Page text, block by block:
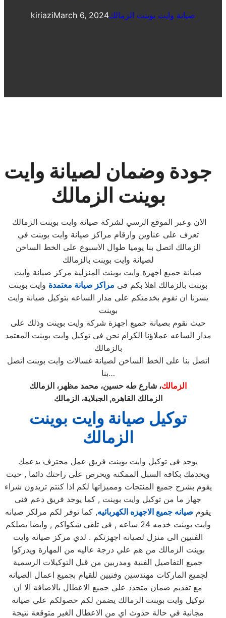
kiriaziMarch 6, 2024صيانة وايت بوينت الزمالك
جودة وضمان لصيانة وايت
بوينت الزمالك
تعرف على عناوين وارقام مراكز صيانة وايت بوينت في
الزمالك اتصل بنا يوميا طوال الاسبوع على الخط الساخن
لصيانة وايت بوينت بالزمالك
صيانة جميع اجهزة وايت بوينت المنزلية مركز صيانة وايت
بوينت بالزمالك اهلا بكم فى مراكز صيانة معتمدة وايت بوينت
يسرنا ان نقوم بخدمتكم على مدار الساعه بتوكيل صيانة وايت
بوينت
حيث نقوم بصيانة جميع اجهزة شركة وايت بوينت وذلك على
مدار الساعه عملاؤنا الكرام نحن فى توكيل وايت بوينت المعتمد
بالزمالك
اتصل بنا على الخط الساخن لصيانة غسالات وايت بوينت اتصل
بنا…
الزمالك، شارع طه حسين، محمد مظهر، الزمالك
الزمالك القاهره, الجبلاية، الزمالك
توكيل صيانة وايت بوينت
الزمالك
يوجد فى توكيل وايت بوينت فريق عمل محترف يدعمك
ويخدمك بكافه السبل الممكنه ويحرص على راحتك دائما , حيث
يقوم بشرح جميع المنتجات ومميزاتها لكم اذا كنتم تريدون شراء
جهاز ما من توكيل وايت بوينت , كما يوجد فريق دعم فنى
يقوم صيانه جميع الاجهزه الكهربائيه, كما توفر لكم مرلكز صيانه
وايت بوينت خدمه 24 ساعه , فى تلقى شكواكم , وايضا يصلكم
الفنيين الى منزل لصيانه اجهزتكم . لدي مركز صيانه وايت
بوينت الزمالك من هم علي درجة عاليه من المهارة ويدركوا
جميع التفاصيل الفنية ومدربين من قبل التوكيلات الرسمية
لجميع الماركات مهندسين وفنيين للقيام بجميع اعمال الصيانه
مع تقديم ضمان متجدد علي جميع الاعطال بالاضافة الا ان
توكيل وايت بوينت الزمالك يضمن لكم حصولكم علي صيانه
مجانية في حالة حدوث اي من الاعطال الغير متوقعة نتيجة